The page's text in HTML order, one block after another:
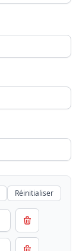
Réinitialiser